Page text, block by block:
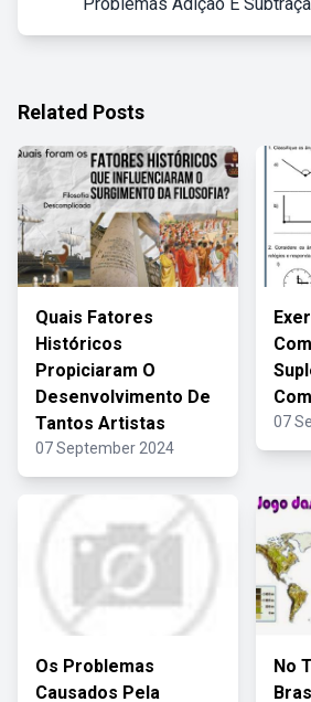
Related Posts
Quais Fatores
Históricos
Propiciaram O
Desenvolvimento De
Tantos Artistas
07 September 2024
07
Os Problemas
Causados Pela
No